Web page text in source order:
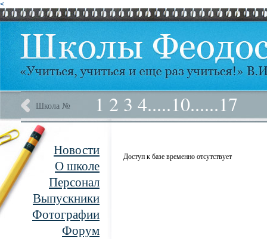
<
Школа № 1 2 3 4.....10......17
Новости
О школе
Персонал
Выпускники
Фотографии
Форум
Доступ к базе временно отсутствует